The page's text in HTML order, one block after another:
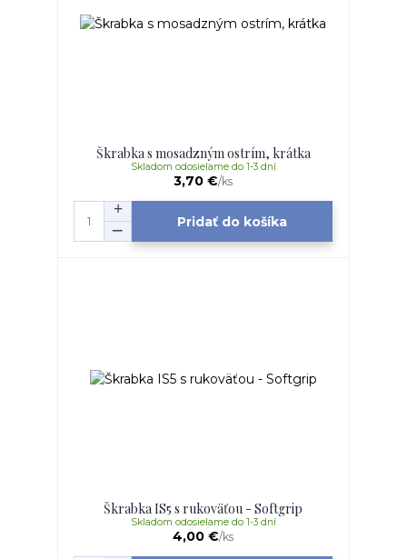
Škrabka s mosadzným ostrím, krátka
3,70 €/ks
Skladom odosielame do 1-3 dní
Pridať do košíka
Škrabka IS5 s rukoväťou - Softgrip
4,00 €/ks
Skladom odosielame do 1-3 dní